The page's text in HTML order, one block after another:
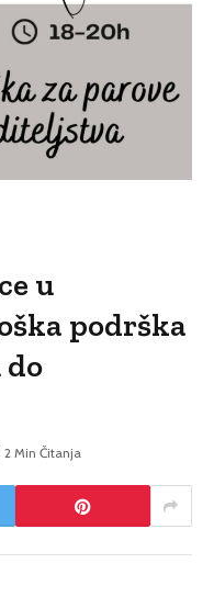
u
podrška
do
2 Min Čitanja